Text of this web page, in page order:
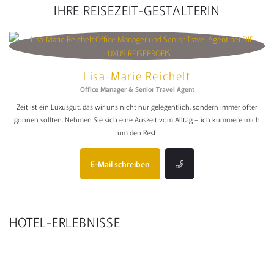
IHRE REISEZEIT-GESTALTERIN
Lisa-Marie Reichelt
Office Manager & Senior Travel Agent
Zeit ist ein Luxusgut, das wir uns nicht nur gelegentlich, sondern immer öfter
gönnen sollten. Nehmen Sie sich eine Auszeit vom Alltag – ich kümmere mich
um den Rest.
E-Mail schreiben
HOTEL-ERLEBNISSE